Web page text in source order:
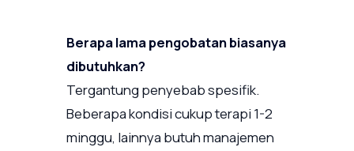
Berapa lama pengobatan biasanya
dibutuhkan?
Tergantung penyebab spesifik.
Beberapa kondisi cukup terapi 1-2
minggu, lainnya butuh manajemen